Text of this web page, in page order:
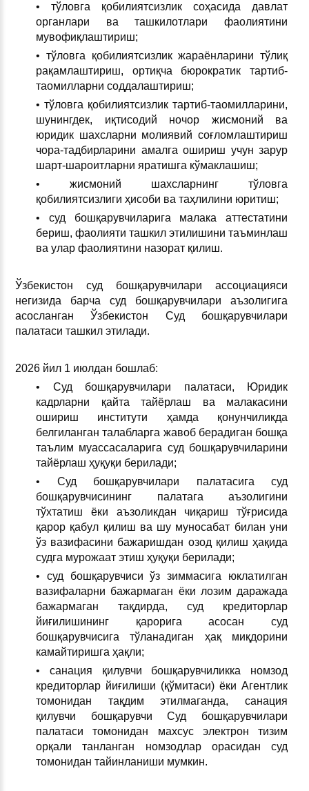
• тўловга қобилиятсизлик соҳасида давлат
органлари ва ташкилотлари фаолиятини
мувофиқлаштириш;
• тўловга қобилиятсизлик жараёнларини тўлиқ
рақамлаштириш, ортиқча бюрократик тартиб-
таомилларни соддалаштириш;
• тўловга қобилиятсизлик тартиб-таомилларини,
шунингдек, иқтисодий ночор жисмоний ва
юридик шахсларни молиявий соғломлаштириш
чора-тадбирларини амалга ошириш учун зарур
шарт-шароитларни яратишга кўмаклашиш;
• жисмоний шахсларнинг тўловга
қобилиятсизлиги ҳисоби ва таҳлилини юритиш;
• суд бошқарувчиларига малака аттестатини
бериш, фаолияти ташкил этилишини таъминлаш
ва улар фаолиятини назорат қилиш.
Ўзбекистон суд бошқарувчилари ассоциацияси
негизида барча суд бошқарувчилари аъзолигига
асосланган Ўзбекистон Суд бошқарувчилари
палатаси ташкил этилади.
2026 йил 1 июлдан бошлаб:
• Суд бошқарувчилари палатаси, Юридик
кадрларни қайта тайёрлаш ва малакасини
ошириш институти ҳамда қонунчиликда
белгиланган талабларга жавоб берадиган бошқа
таълим муассасаларига суд бошқарувчиларини
тайёрлаш ҳуқуқи берилади;
• Суд бошқарувчилари палатасига суд
бошқарувчисининг палатага аъзолигини
тўхтатиш ёки аъзоликдан чиқариш тўғрисида
қарор қабул қилиш ва шу муносабат билан уни
ўз вазифасини бажаришдан озод қилиш ҳақида
судга мурожаат этиш ҳуқуқи берилади;
• суд бошқарувчиси ўз зиммасига юклатилган
вазифаларни бажармаган ёки лозим даражада
бажармаган тақдирда, суд кредиторлар
йиғилишининг қарорига асосан суд
бошқарувчисига тўланадиган ҳақ миқдорини
камайтиришга ҳақли;
• санация қилувчи бошқарувчиликка номзод
кредиторлар йиғилиши (қўмитаси) ёки Агентлик
томонидан тақдим этилмаганда, санация
қилувчи бошқарувчи Суд бошқарувчилари
палатаси томонидан махсус электрон тизим
орқали танланган номзодлар орасидан суд
томонидан тайинланиши мумкин.